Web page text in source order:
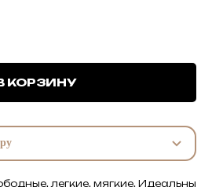
КОРЗИНУ
легкие, мягкие. Идеальны